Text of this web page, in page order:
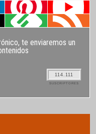
te enviaremos un
114.111
SUSCRIPTORES